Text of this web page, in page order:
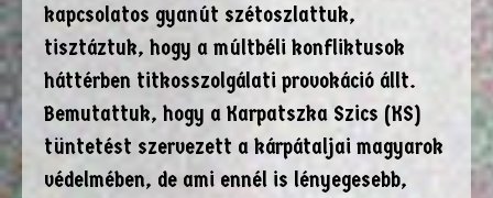
kapcsolatos gyanút szétoszlattuk,
tisztáztuk, hogy a múltbéli konfliktusok
háttérben titkosszolgálati provokáció állt.
Bemutattuk, hogy a Karpatszka Szics (KS)
tüntetést szervezett a kárpátaljai magyarok
védelmében, de ami ennél is lényegesebb,